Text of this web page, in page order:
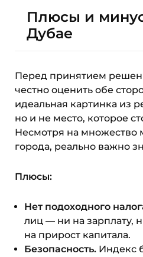
Плюсы и
Дубае
Перед принятием
честно оценить обе
идеальная картинка из
но и не место, которое
Несмотря на множество
города, реально важно
Плюсы:
Нет подоходного
лиц — ни на зарплату,
на прирост капитала.
Безопасность. Индекс